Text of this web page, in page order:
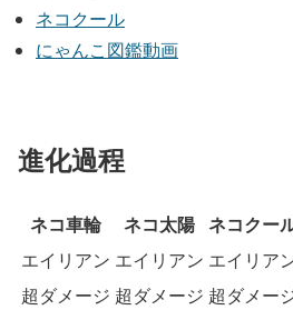
ネコクール
にゃんこ図鑑動画
進化過程
ネコ車輪 ネコ太陽 ネコクー
エイリアン エイリアン エイリア
超ダメージ 超ダメージ 超ダメー